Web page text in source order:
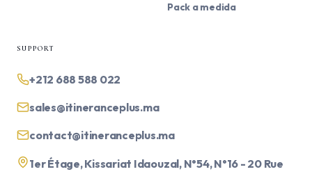
Pack a medida
SUPPORT
+212 688 588 022
sales@itineranceplus.ma
contact@itineranceplus.ma
1er Étage, Kissariat Idaouzal, N°54, N°16 - 20 Rue